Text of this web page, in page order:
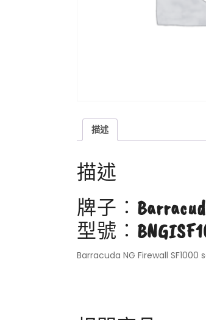
描述
描述
牌子︰
型號︰
Barracuda NG Firewall